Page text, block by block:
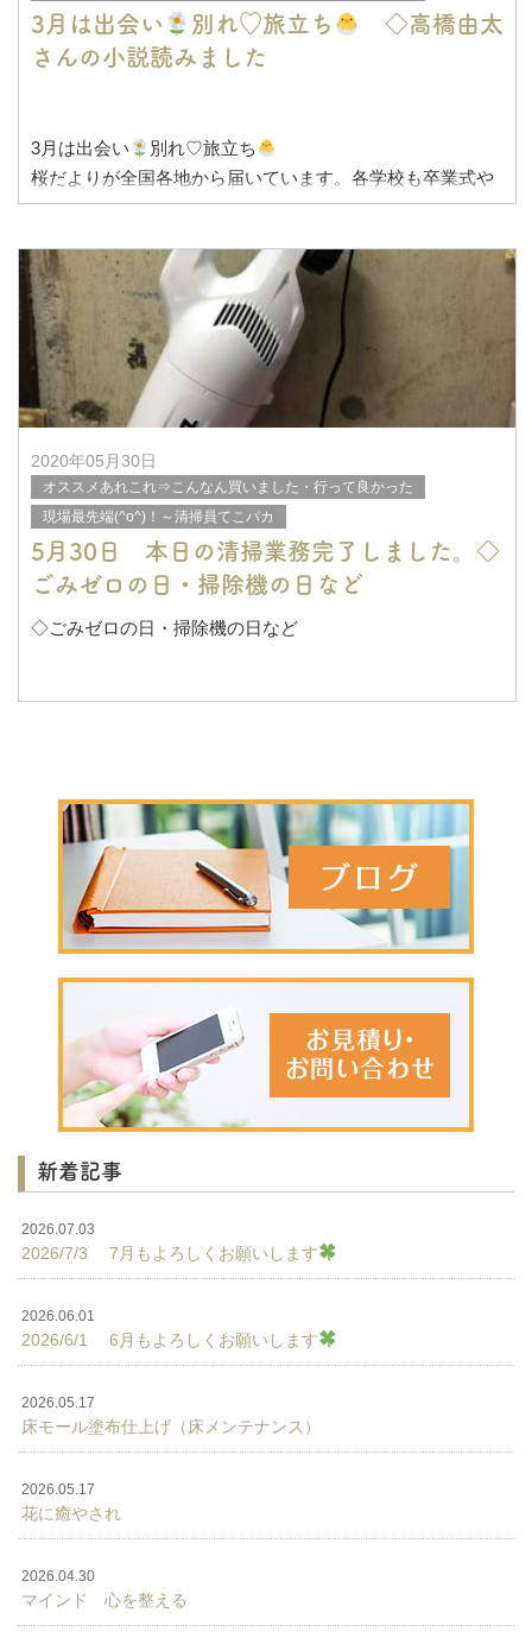
3月は出会い 別れ♡旅立ち
◇高橋由太
さんの小説読みました
3月は出会い
別れ♡旅立ち
桜だよりが全国各地から届いています。各学校も卒業式や
修了式を終え、多くの子ども達は春休みを迎えました。休
2020年05月30日
オススメあれこれ⇒こんなん買いました・行って良かった
現場最先端(^o^)！～清掃員てこパカ
5月30日 本日の清掃業務完了しました。◇
ごみゼロの日・掃除機の日など
◇ごみゼロの日・掃除機の日など
皆様、いつもお世話になっております。
スは毎日のように変わり、まだまだ予断を許さない状況で
す。ワクチンの開
新着記事
2026.07.03
2026/7/3 7月もよろしくお願いします
2026.06.01
2026/6/1 6月もよろしくお願いします
2026.05.17
床モール塗布仕上げ（床メンテナンス）
2026.05.17
花に癒やされ
2026.04.30
マインド 心を整える